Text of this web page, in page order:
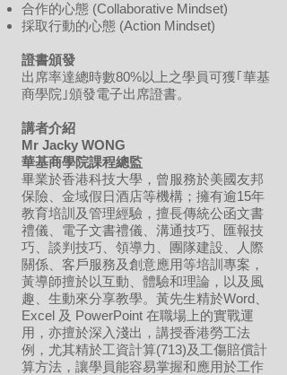
合作的心態 (Collaborative Mindset)
採取行動的心態 (Action Mindset)
證書頒發
出席率達總時數80%以上之學員可獲｢華基
商學院｣頒發電子出席證書。
講者介紹
Mr Jacky WONG
華基商學院課程總監
畢業於香港科技大學，曾服務於美國友邦
保險、金域假日酒店等機構；擁有逾15年
教育培訓及管理經驗，擅長傳統公函文書
禮儀、電子文書禮儀、溝通技巧、匯報技
巧、談判技巧、領導力、團隊建設、人際
關係、客戶服務及創意應用等培訓專案，
黃導師擅於以互動、體驗和理論，以及風
趣、生動來分享教學。黃先生精於Word、
Excel 及 PowerPoint 在職場上的實戰運
用，亦擅於深入淺出，講授香港勞工法
例，尤其精於工資計算(713)及工傷賠償計
算方法，讓學員能容易掌握和應用於工作